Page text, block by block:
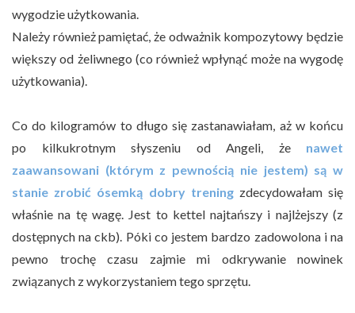
wygodzie użytkowania.
Należy również pamiętać, że odważnik kompozytowy będzie
większy od żeliwnego (co również wpłynąć może na wygodę
użytkowania).
Co do kilogramów to długo się zastanawiałam, aż w końcu
po kilkukrotnym słyszeniu od Angeli, że nawet
zaawansowani (którym z pewnością nie jestem) są w
stanie zrobić ósemką dobry treningzdecydowałam się
właśnie na tę wagę. Jest to kettel najtańszy i najlżejszy (z
dostępnych na ckb). Póki co jestem bardzo zadowolona i na
pewno trochę czasu zajmie mi odkrywanie nowinek
związanych z wykorzystaniem tego sprzętu.